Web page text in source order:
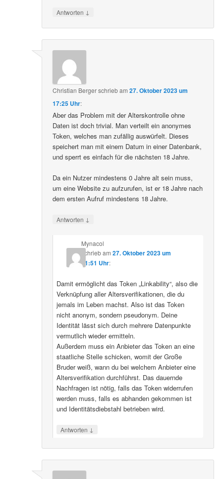
Antworten ↓
Christian Bergerschriebam27. Oktober 2023 um
17:25 Uhr:
Aber das Problem mit der Alterskontrolle ohne
Daten ist doch trivial. Man verteilt ein anonymes
Token, welches man zufällig auswürfelt. Dieses
speichert man mit einem Datum in einer Datenbank,
und sperrt es einfach für die nächsten 18 Jahre.
Da ein Nutzer mindestens 0 Jahre alt sein muss,
um eine Website zu aufzurufen, ist er 18 Jahre nach
dem ersten Aufruf mindestens 18 Jahre.
Antworten ↓
Mynacol
schriebam 27. Oktober 2023 um
21:51 Uhr:
Damit ermöglicht das Token „Linkability“, also die
Verknüpfung aller Altersverifikationen, die du
jemals im Leben machst. Also ist das Token
nicht anonym, sondern pseudonym. Deine
Identität lässt sich durch mehrere Datenpunkte
vermutlich wieder ermitteln.
Außerdem muss ein Anbieter das Token an eine
staatliche Stelle schicken, womit der Große
Bruder weiß, wann du bei welchem Anbieter eine
Altersverifikation durchführst. Das dauernde
Nachfragen ist nötig, falls das Token widerrufen
werden muss, falls es abhanden gekommen ist
und Identitätsdiebstahl betrieben wird.
Antworten ↓